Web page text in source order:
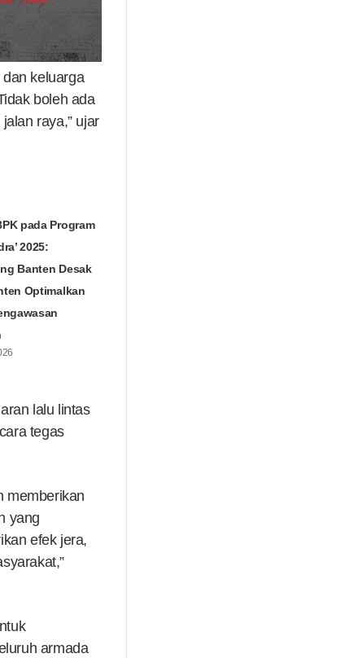
keluarga
boleh ada
raya,” ujar
pada Program
2025:
Banten Desak
Optimalkan
lalu lintas
tegas
memberikan
yang
efek jera,
armada